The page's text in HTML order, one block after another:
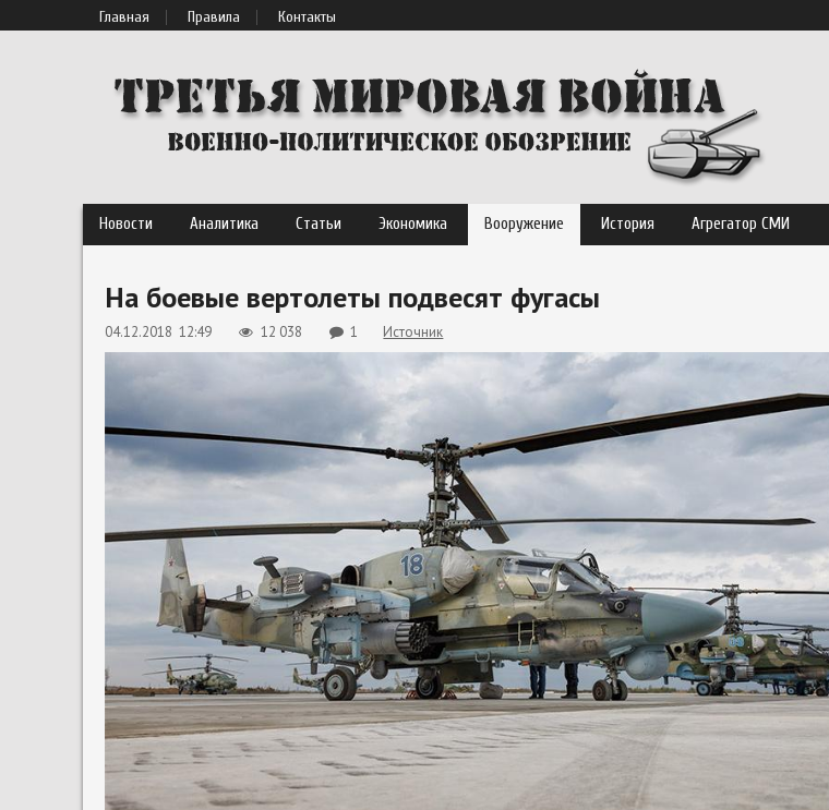
Главная Правила Контакты
Новости Аналитика Статьи Экономика Вооружение История Агрегатор СМИ
На боевые вертолеты подвесят фугасы
04.12.2018 12:49 12 038 1 Источник